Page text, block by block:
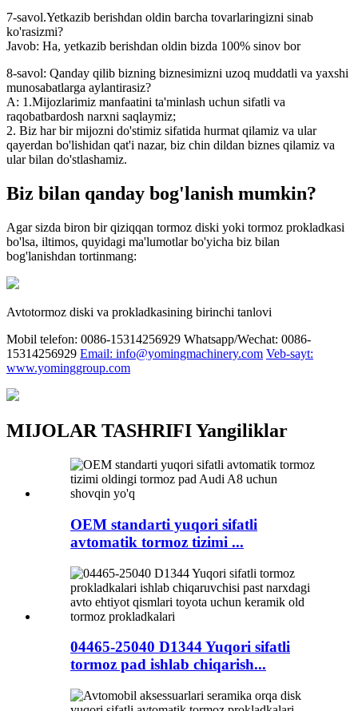
7-savol.Yetkazib berishdan oldin barcha tovarlaringizni sinab
ko'rasizmi?
Javob: Ha, yetkazib berishdan oldin bizda 100% sinov bor
8-savol: Qanday qilib bizning biznesimizni uzoq muddatli va yaxshi
munosabatlarga aylantirasiz?
A: 1.Mijozlarimiz manfaatini ta'minlash uchun sifatli va
raqobatbardosh narxni saqlaymiz;
2. Biz har bir mijozni do'stimiz sifatida hurmat qilamiz va ular
qayerdan bo'lishidan qat'i nazar, biz chin dildan biznes qilamiz va
ular bilan do'stlashamiz.
Biz bilan qanday bog'lanish mumkin?
Agar sizda biron bir qiziqqan tormoz diski yoki tormoz prokladkasi
bo'lsa, iltimos, quyidagi ma'lumotlar bo'yicha biz bilan
bog'lanishdan tortinmang:
Avtotormoz diski va prokladkasining birinchi tanlovi
Mobil telefon: 0086-15314256929 Whatsapp/Wechat: 0086-
15314256929 Email: info@yomingmachinery.com Veb-sayt:
www.yominggroup.com
MIJOLAR TASHRIFI Yangiliklar
OEM standarti yuqori sifatli
avtomatik tormoz tizimi ...
04465-25040 D1344 Yuqori sifatli
tormoz pad ishlab chiqarish...